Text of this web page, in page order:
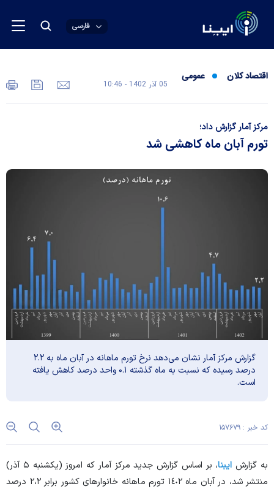
فارسی
اقتصاد کلان عمومی
05 آذر 1402 - 10:46
مرکز آمار گزارش داد؛
تورم آبان ماه کاهشی شد
گزارش مرکز آمار نشان می‌دهد نرخ تورم ماهانه در آبان ماه به ۲.۲
درصد رسیده که نسبت به ماه گذشته ۰.۱ واحد درصد کاهش یافته
است.
کد خبر : ۱۵۷۶۷۹
به گزارش ایبنا
، بر اساس گزارش جدید مرکز آمار که امروز (یکشنبه ۵ آذر)
منتشر شد، در آبان ماه ١٤٠٢ تورم ماهانه خانوار‌های کشور برابر ٢،٢ درصد